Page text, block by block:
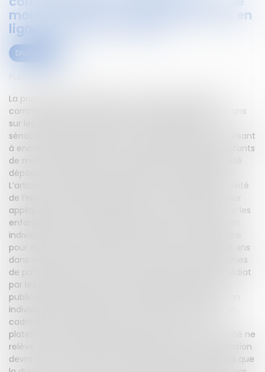
moins de 16 ans sur les plateformes en
ligne : adoption au Sénat
Droit social
La proposition de loi visant à encadrer l’exploitation
commerciale de l’image d’enfants de moins de seize ans
sur les plateformes en ligne a été adoptée par les
sénateurs en première lecture. Une proposition de loi visant
à encadrer l’exploitation commerciale de l’image d’enfants
de moins de seize ans sur les plateformes en ligne a été
déposée à l'Assemblée nationale le 17 décembre 2019.
L’article 1er encadre les situations dans lesquelles l’activité
de l’enfant doit être regardée comme un travail, en leur
appliquant le régime protecteur aujourd’hui prévu pour les
enfants faisant du mannequinat. Ainsi, une autorisation
individuelle ou un agrément préfectoral sera nécessaire
pour autoriser le travail d’un mineur de moins de seize ans
dans le cadre d’une production destinée aux plateformes
de partage de vidéos. L’article 2 prévoit le retrait immédiat
par les plateformes des vidéos mises à disposition du
public en méconnaissance de l’obligation d’autorisation
individuelle ou d’agrément. L’article 3 tend à donner un
cadre à la diffusion de l’image d’un enfant sur les
plateformes de partage de vidéos lorsque cette activité ne
relève pas du droit du travail. Notamment, une déclaration
devra être faite auprès de l’autorité administrative dès que